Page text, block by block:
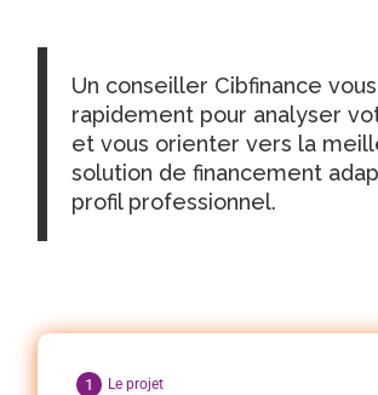
Un conseiller Cibfinance
rapidement pour analyser
et vous orienter vers la
solution de financement
profil professionnel.
Le projet